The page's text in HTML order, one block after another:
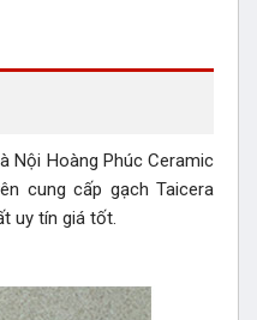
Nội Hoàng Phúc Ceramic
cung cấp gạch Taicera
uy tín giá tốt.